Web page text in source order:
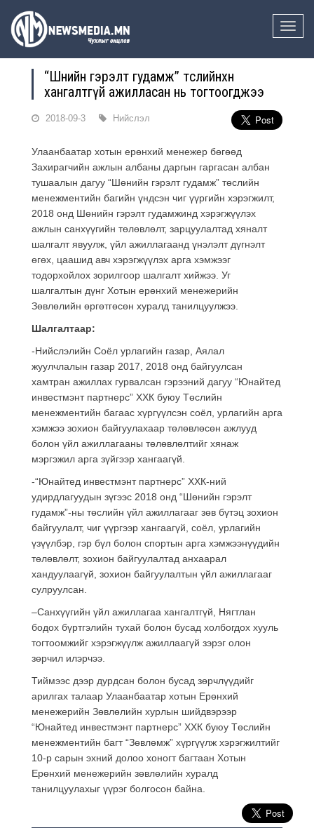
Toggle
“Шөнийн гэрэлт гудамж” төслийнхөн
хангалтгүй ажилласан нь тогтоогджээ
2018-09-3 Нийслэл
Улаанбаатар хотын ерөнхий менежер бөгөөд
Захирагчийн ажлын албаны даргын гаргасан албан
тушаалын дагуу “Шөнийн гэрэлт гудамж” төслийн
менежментийн багийн үндсэн чиг үүргийн хэрэгжилт,
2018 онд Шөнийн гэрэлт гудамжинд хэрэгжүүлэх
ажлын санхүүгийн төлөвлөлт, зарцуулалтад хяналт
шалгалт явуулж, үйл ажиллагаанд үнэлэлт дүгнэлт
өгөх, цаашид авч хэрэгжүүлэх арга хэмжээг
тодорхойлох зорилгоор шалгалт хийжээ. Уг
шалгалтын дүнг Хотын ерөнхий менежерийн
Зөвлөлийн өргөтгөсөн хуралд танилцуулжээ.
Шалгалтаар:
-Нийслэлийн Соёл урлагийн газар, Аялал
жуулчлалын газар 2017, 2018 онд байгуулсан
хамтран ажиллах гурвалсан гэрээний дагуу “Юнайтед
инвестмэнт партнерс” ХХК буюу Төслийн
менежментийн багаас хүргүүлсэн соёл, урлагийн арга
хэмжээ зохион байгуулахаар төлөвлөсөн ажлууд
болон үйл ажиллагааны төлөвлөлтийг хянаж
мэргэжил арга зүйгээр хангаагүй.
-“Юнайтед инвестмэнт партнерс” ХХК-ний
удирдлагуудын зүгээс 2018 онд “Шөнийн гэрэлт
гудамж”-ны төслийн үйл ажиллагааг зөв бүтэц зохион
байгуулалт, чиг үүргээр хангаагүй, соёл, урлагийн
үзүүлбэр, гэр бүл болон спортын арга хэмжээнүүдийн
төлөвлөлт, зохион байгуулалтад анхаарал
хандуулаагүй, зохион байгуулалтын үйл ажиллагааг
сулруулсан.
–Санхүүгийн үйл ажиллагаа хангалтгүй, Нягтлан
бодох бүртгэлийн тухай болон бусад холбогдох хууль
тогтоомжийг хэрэгжүүлж ажиллаагүй зэрэг олон
зөрчил илэрчээ.
Тиймээс дээр дурдсан болон бусад зөрчлүүдийг
арилгах талаар Улаанбаатар хотын Ерөнхий
менежерийн Зөвлөлийн хурлын шийдвэрээр
“Юнайтед инвестмэнт партнерс” ХХК буюу Төслийн
менежментийн багт “Зөвлөмж” хүргүүлж хэрэгжилтийг
10-р сарын эхний долоо хоногт багтаан Хотын
Ерөнхий менежерийн зөвлөлийн хуралд
танилцуулахыг үүрэг болгосон байна.